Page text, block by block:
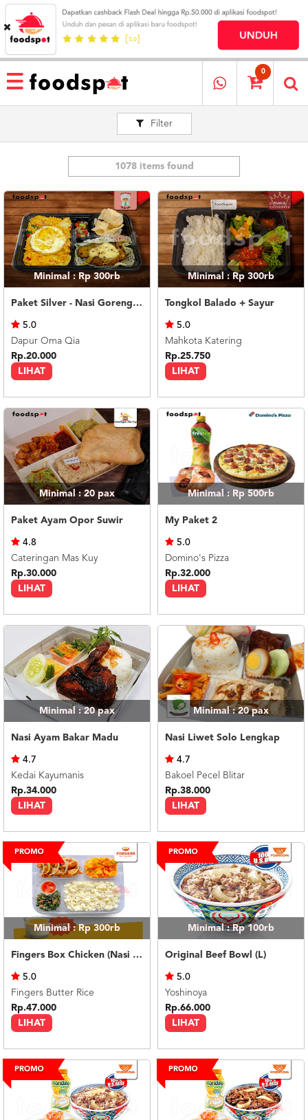
HOME
MENU
RESTAURANT
MEREKA
KATALOG
LOYALTY
PROGRAM
ABOUT
BLOG
TERMS
CENTER
021
5091
3494
LOGIN
DAFTAR
0
Filter
1078 items found
Minimal : Rp 300rb
Paket Silver - Nasi Goreng Nanas Geprek Mozza
LIHAT
5.0
Dapur Oma Qia
Rp.20.000
Minimal : Rp 300rb
Tongkol Balado + Sayur
LIHAT
5.0
Mahkota Katering
Rp.25.750
Minimal : 20pax
Paket Ayam Opor Suwir
LIHAT
4.8
Cateringan Mas Kuy
Rp.30.000
Minimal : Rp 500rb
My Paket 2
LIHAT
5.0
Domino's Pizza
Rp.32.000
Minimal : 20pax
Nasi Ayam Bakar Madu
LIHAT
4.7
Kedai Kayumanis
Rp.34.000
Minimal : 20pax
Nasi Liwet Solo Lengkap
LIHAT
4.7
Bakoel Pecel Blitar
Rp.38.000
Minimal : Rp 300rb
Fingers Box Chicken (Nasi Putih) Silky Pudding
LIHAT
5.0
Fingers Butter Rice
Rp.47.000
Minimal : Rp 100rb
Original Beef Bowl (L)
LIHAT
5.0
Yoshinoya
Rp.66.000